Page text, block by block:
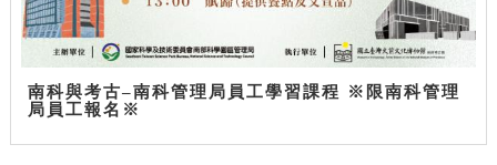
南科與考古–南科管理局員工學習課程 ※限南科管理
局員工報名※